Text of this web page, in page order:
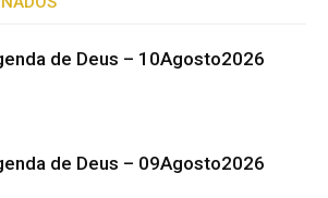
de Deus – 10Agosto2026
de Deus – 09Agosto2026